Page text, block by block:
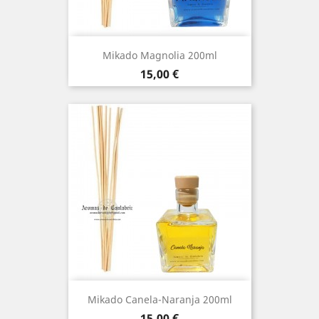
Mikado Magnolia 200ml
Precio
15,00 €
Mikado Canela-Naranja 200ml